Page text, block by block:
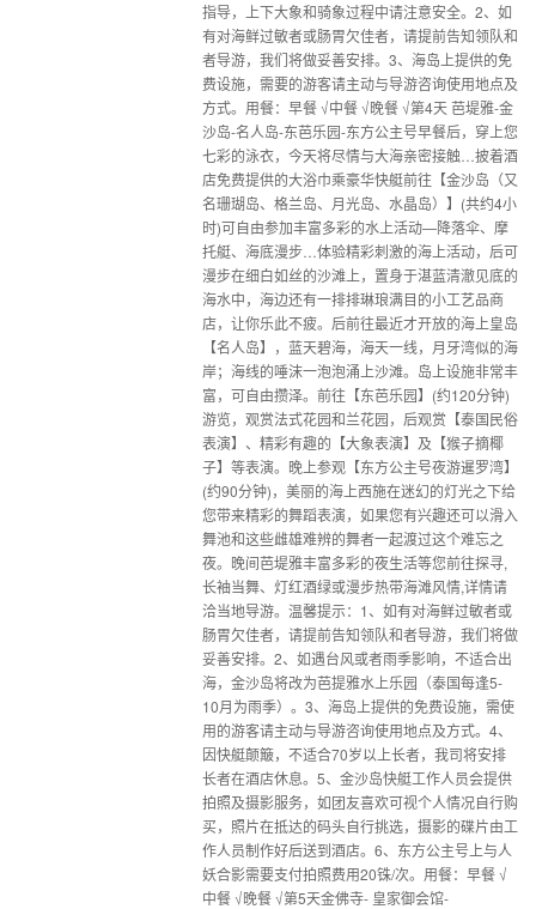
指导，上下大象和骑象过程中请注意安全。2、如
有对海鲜过敏者或肠胃欠佳者，请提前告知领队和
者导游，我们将做妥善安排。3、海岛上提供的免
费设施，需要的游客请主动与导游咨询使用地点及
方式。用餐：早餐 √中餐 √晚餐 √第4天 芭堤雅-金
沙岛-名人岛-东芭乐园-东方公主号早餐后，穿上您
七彩的泳衣，今天将尽情与大海亲密接触…披着酒
店免费提供的大浴巾乘豪华快艇前往【金沙岛（又
名珊瑚岛、格兰岛、月光岛、水晶岛）】(共约4小
时)可自由参加丰富多彩的水上活动—降落伞、摩
托艇、海底漫步…体验精彩刺激的海上活动，后可
漫步在细白如丝的沙滩上，置身于湛蓝清澈见底的
海水中，海边还有一排排琳琅满目的小工艺品商
店，让你乐此不疲。后前往最近才开放的海上皇岛
【名人岛】，蓝天碧海，海天一线，月牙湾似的海
岸；海线的唾沫一泡泡涌上沙滩。岛上设施非常丰
富，可自由攒泽。前往【东芭乐园】(约120分钟)
游览，观赏法式花园和兰花园，后观赏【泰国民俗
表演】、精彩有趣的【大象表演】及【猴子摘椰
子】等表演。晚上参观【东方公主号夜游暹罗湾】
(约90分钟)，美丽的海上西施在迷幻的灯光之下给
您带来精彩的舞蹈表演，如果您有兴趣还可以滑入
舞池和这些雌雄难辨的舞者一起渡过这个难忘之
夜。晚间芭堤雅丰富多彩的夜生活等您前往探寻,
长袖当舞、灯红酒绿或漫步热带海滩风情,详情请
洽当地导游。温馨提示：1、如有对海鲜过敏者或
肠胃欠佳者，请提前告知领队和者导游，我们将做
妥善安排。2、如遇台风或者雨季影响，不适合出
海，金沙岛将改为芭提雅水上乐园（泰国每逢5-
10月为雨季）。3、海岛上提供的免费设施，需使
用的游客请主动与导游咨询使用地点及方式。4、
因快艇颠簸，不适合70岁以上长者，我司将安排
长者在酒店休息。5、金沙岛快艇工作人员会提供
拍照及摄影服务，如团友喜欢可视个人情况自行购
买，照片在抵达的码头自行挑选，摄影的碟片由工
作人员制作好后送到酒店。6、东方公主号上与人
妖合影需要支付拍照费用20铢/次。用餐：早餐 √
中餐 √晚餐 √第5天金佛寺- 皇家御会馆-